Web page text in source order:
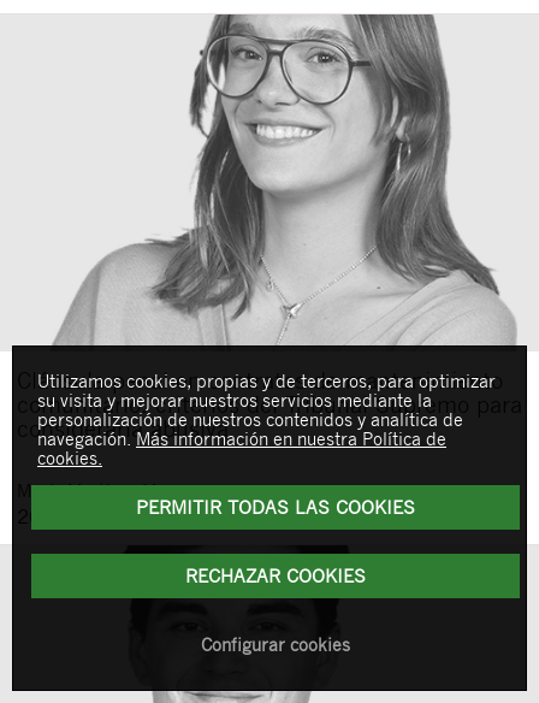
Cláusula penal en contratos de mantenimiento
comunitario: criterios del Tribunal Supremo para
considerarla abusiva
MaríaMartínez Manera
20 de febrero de 2026
Utilizamos cookies, propias y de terceros, para optimizar
su visita y mejorar nuestros servicios mediante la
personalización de nuestros contenidos y analítica de
navegación. Más información en nuestra Política de
cookies.
PERMITIR TODAS LAS COOKIES
RECHAZAR COOKIES
Configurar cookies